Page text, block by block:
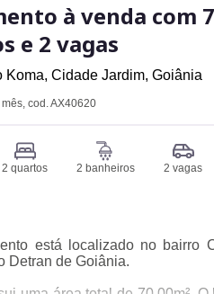
à venda com
e 2 vagas
Koma, Cidade Jardim, Goiânia
, cod. AX40620
2 quartos 2 banheiros 2 vagas
está localizado no bairro
Detran de Goiânia.